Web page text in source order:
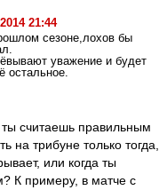
21:44
сезоне,лохов бы
уважение и будет
остальное.
ты считаешь правильным
на трибуне только тогда,
или когда ты
К примеру, в матче с